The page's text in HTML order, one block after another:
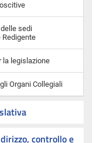
sedi
Redigente
la legislazione
Organi Collegiali
controllo e